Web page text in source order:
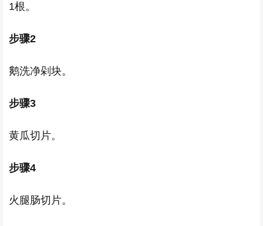
1根。
步骤2
鹅洗净剁块。
步骤3
黄瓜切片。
步骤4
火腿肠切片。